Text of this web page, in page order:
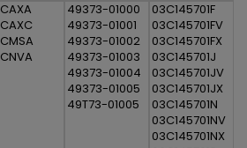
CAXA
CAXC
CMSA
CNVA
49373-01000
49373-01001
49373-01002
49373-01003
49373-01004
49373-01005
49T73-01005
03C145701F
03C145701FV
03C145701FX
03C145701J
03C145701JV
03C145701JX
03C145701N
03C145701NV
03C145701NX